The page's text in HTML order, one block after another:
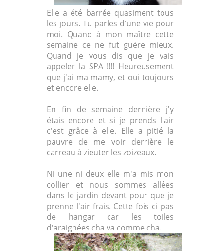
Elle a été barrée quasiment tous
les jours. Tu parles d'une vie pour
moi. Quand à mon maître cette
semaine ce ne fut guère mieux.
Quand je vous dis que je vais
appeler la SPA !!!! Heureusement
que j'ai ma mamy, et oui toujours
et encore elle.
En fin de semaine dernière j'y
étais encore et si je prends l'air
c'est grâce à elle. Elle a pitié la
pauvre de me voir derrière le
carreau à zieuter les zoizeaux.
Ni une ni deux elle m'a mis mon
collier et nous sommes allées
dans le jardin devant pour que je
prenne l'air frais. Cette fois ci pas
de hangar car les toiles
d'araignées cha va comme cha.